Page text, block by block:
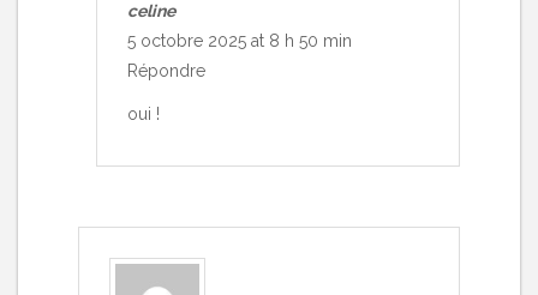
celine
5 octobre 2025 at 8 h 50 min
Répondre
oui !